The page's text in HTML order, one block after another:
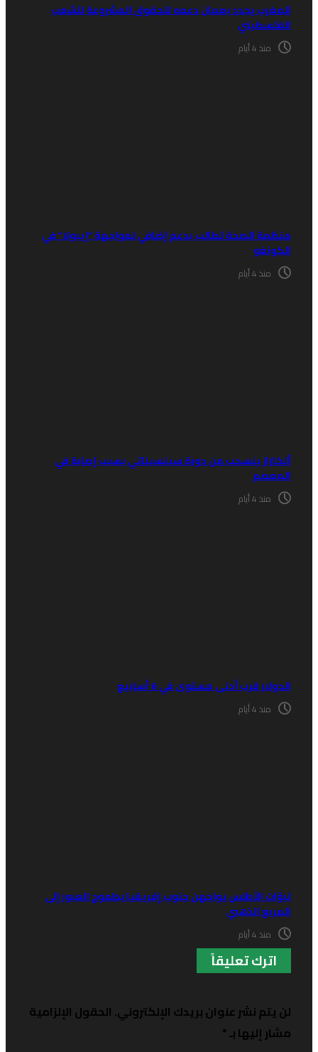
يجدد بعمان دعمه للحقوق المشروعة للشعب
منذ 4 أيام
الصحة تطالب بدعم إضافي لمواجهة “إيبولا” في
منذ 4 أيام
ينسحب من دورة سينسيناتي بسبب إصابة في
منذ 4 أيام
قرب أدنى مستوى في 6 أسابيع
منذ 4 أيام
الأطلس يواجهن جنوب إفريقيا بطموح العبور إلى
الذهبي
منذ 4 أيام
اترك تعليقاً
يتم نشر عنوان بريدك الإلكتروني.الحقول الإلزامية
إليها بـ*